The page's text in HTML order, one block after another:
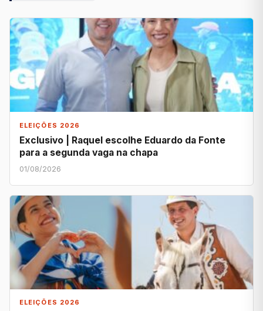
ELEIÇÕES 2026
Exclusivo | Raquel escolhe Eduardo da Fonte
para a segunda vaga na chapa
01/08/2026
ELEIÇÕES 2026